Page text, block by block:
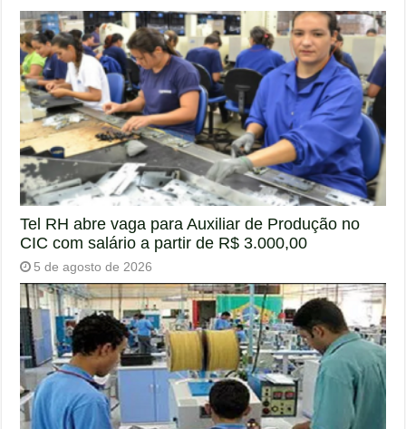
Tel RH abre vaga para Auxiliar de Produção no
CIC com salário a partir de R$ 3.000,00
5 de agosto de 2026